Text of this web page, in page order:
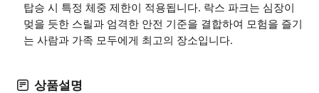
탑승 시 특정 체중 제한이 적용됩니다. 락스 파크는 심장이
멎을 듯한 스릴과 엄격한 안전 기준을 결합하여 모험을 즐기
는 사람과 가족 모두에게 최고의 장소입니다.
상품설명